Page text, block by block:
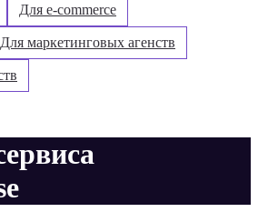
Для e-commerce
Для маркетинговых агенств